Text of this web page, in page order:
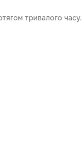
тривалого часу.